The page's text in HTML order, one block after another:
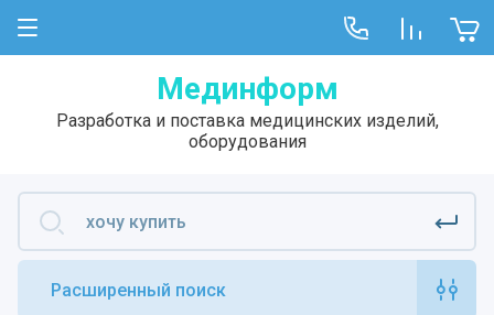
Мединформ
Разработка и поставка медицинских изделий,
оборудования
Расширенный поиск